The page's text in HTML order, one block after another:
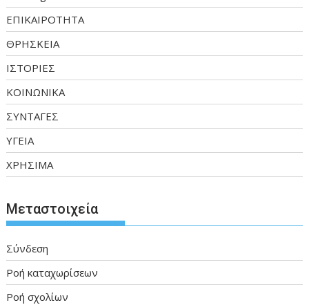
ΕΠΙΚΑΙΡΟΤΗΤΑ
ΘΡΗΣΚΕΙΑ
ΙΣΤΟΡΙΕΣ
ΚΟΙΝΩΝΙΚΑ
ΣΥΝΤΑΓΕΣ
ΥΓΕΙΑ
ΧΡΗΣΙΜΑ
Μεταστοιχεία
Σύνδεση
Ροή καταχωρίσεων
Ροή σχολίων